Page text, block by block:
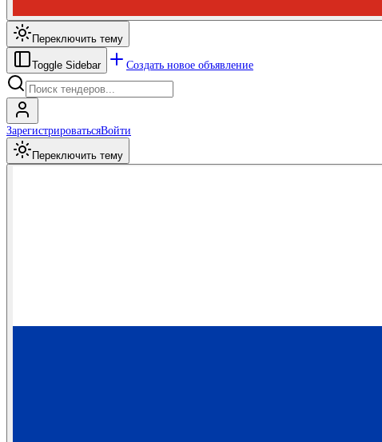
Переключить тему
Toggle Sidebar Создать новое объявление
ЗарегистрироватьсяВойти
Переключить тему